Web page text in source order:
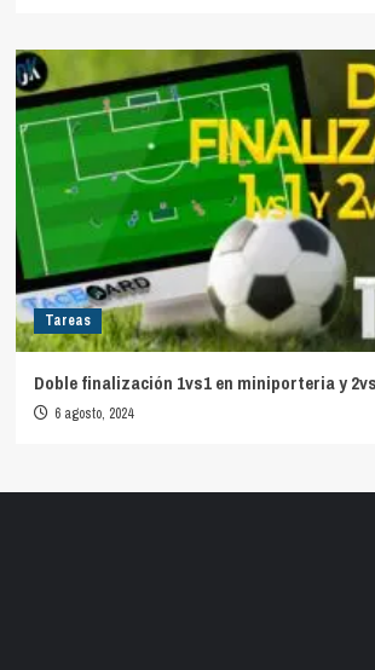
Tareas
Doble finalización 1vs1 en miniporteria y
6 agosto, 2024